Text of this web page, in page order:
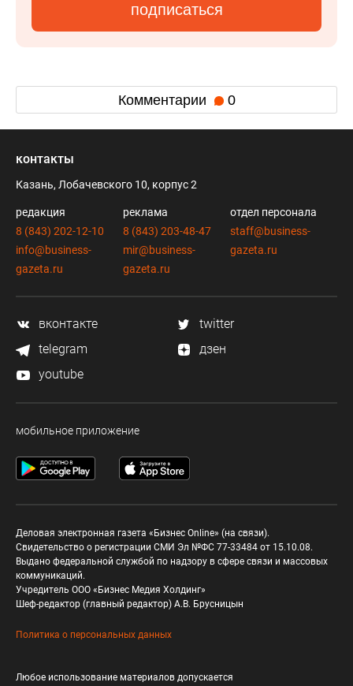
подписаться
Комментарии 0
контакты
Казань, Лобачевского 10, корпус 2
редакция
8 (843) 202-12-10
info@business-
gazeta.ru
реклама
8 (843) 203-48-47
mir@business-
gazeta.ru
отдел персонала
staff@business-
gazeta.ru
вконтакте
twitter
telegram
дзен
youtube
мобильное приложение
Деловая электронная газета «Бизнес Online» (на связи).
Свидетельство о регистрации СМИ Эл №ФС 77-33484 от 15.10.08.
Выдано федеральной службой по надзору в сфере связи и массовых
коммуникаций.
Учредитель ООО «Бизнес Медия Холдинг»
Шеф-редактор (главный редактор) А.В. Брусницын
Политика о персональных данных
Любое использование материалов допускается